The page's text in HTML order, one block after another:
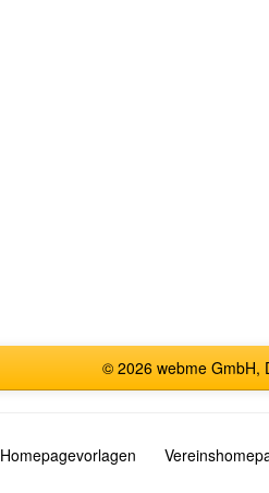
© 2026 webme GmbH,
Homepagevorlagen